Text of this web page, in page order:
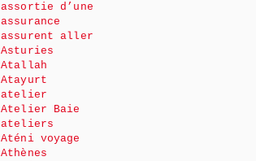
assortie d’une
assurance
assurent aller
Asturies
Atallah
Atayurt
atelier
Atelier Baie
ateliers
Aténi voyage
Athènes